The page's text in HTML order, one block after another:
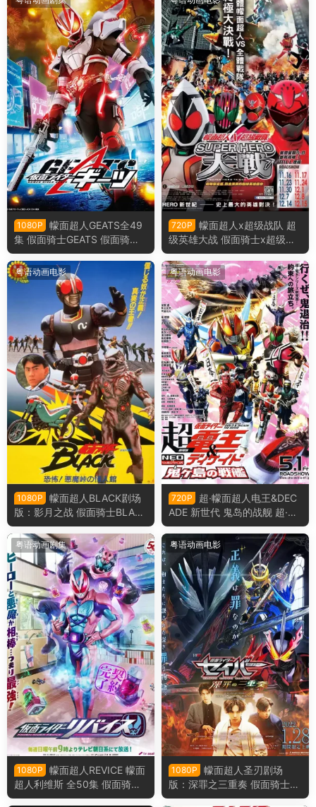
1080P
幪面超人GEATS全49
集 假面骑士GEATS 假面骑士
极狐粤语版
720P
幪面超人x超级战队 超
级英雄大战 假面骑士x超级战
队 超级英雄大战粤语版
粤语动画电影
1080P
幪面超人BLACK剧场
版：影月之战 假面骑士BLAC
K剧场版 恐怖！恶魔山山顶的
怪人馆粤语版
粤语动画电影
720P
超·幪面超人电王&DEC
ADE 新世代 鬼岛的战舰 超·假
面骑士电王&Decade 新世代
鬼之岛的战舰粤语版
粤语动画剧集
1080P
幪面超人REVICE 幪面
超人利维斯 全50集 假面骑士R
evice 假面骑士利维斯粤语版
粤语动画电影
1080P
幪面超人圣刃剧场
版：深罪之三重奏 假面骑士圣
刃剧场版：深罪的三重奏粤语